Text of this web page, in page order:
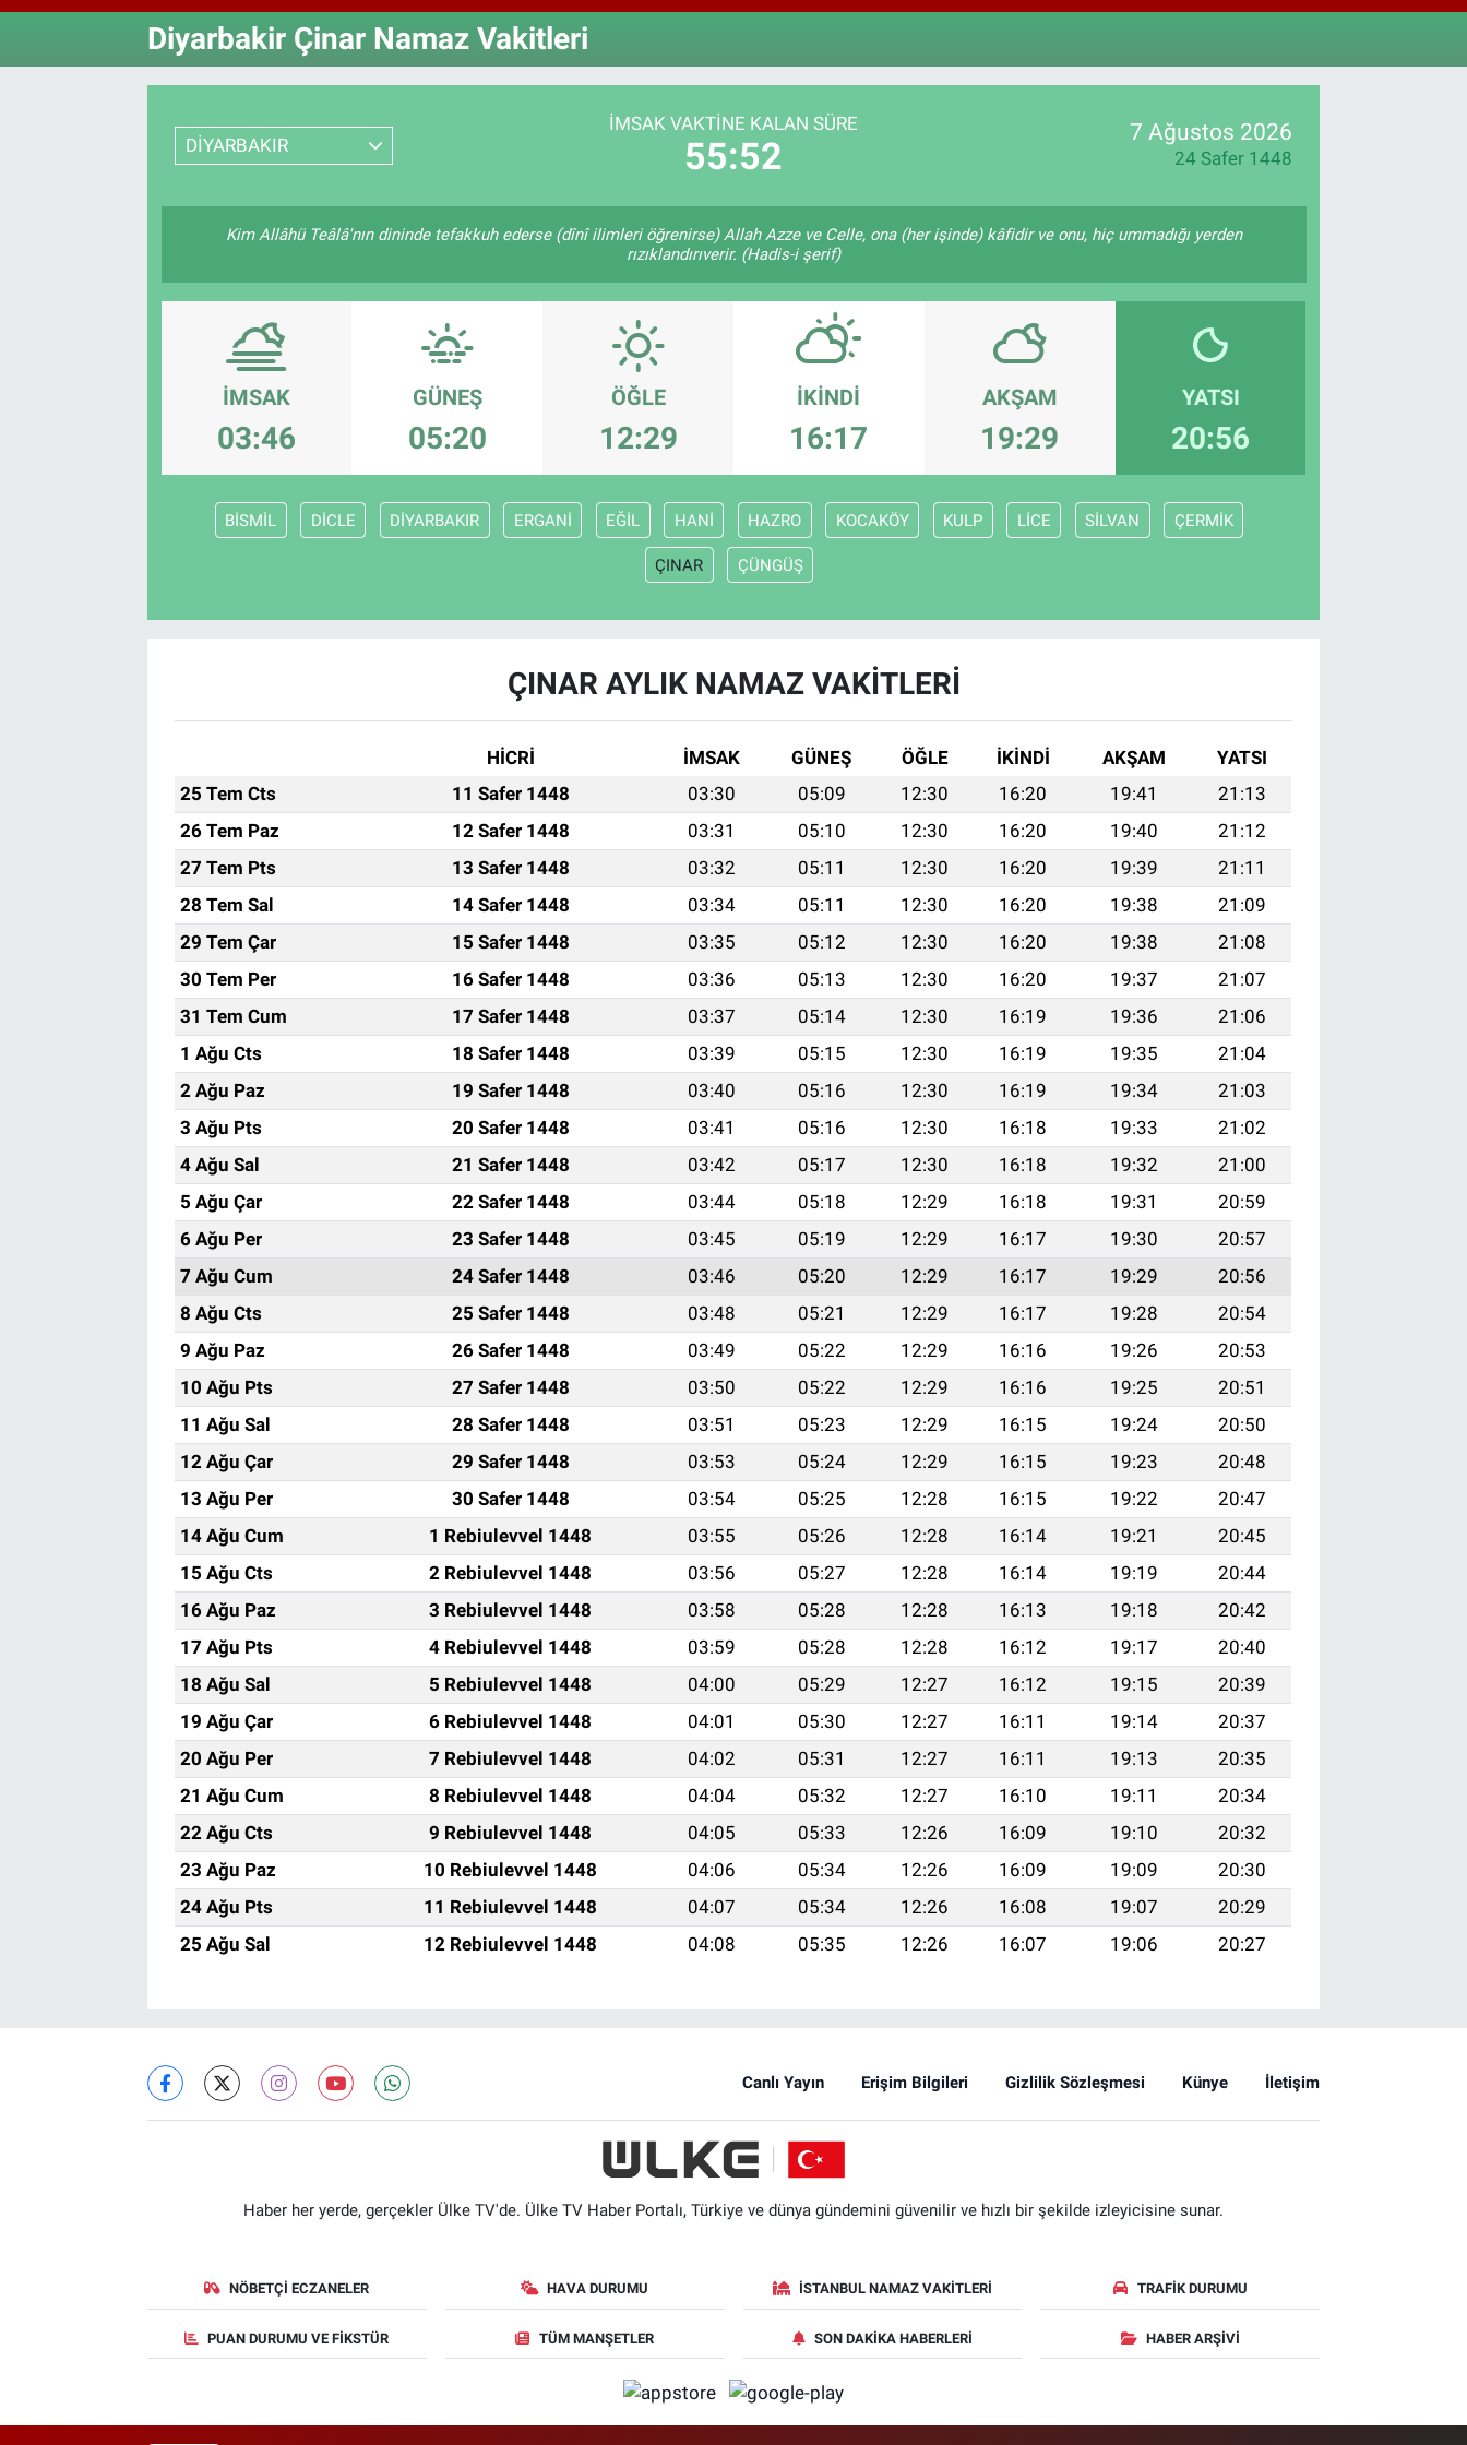
BİST100
Diyarbakir Çinar Namaz Vakitleri
DİYARBAKIR
İMSAK VAKTINE KALAN SÜRE
55:51
7 Ağustos 2026
24 Safer 1448
Kim Allâhü Teâlâ'nın dininde tefakkuh ederse (dînî ilimleri öğrenirse) Allah Azze ve Celle, ona (her işinde) kâfidir ve onu, hiç ummadığı yerden
rızıklandırıverir. (Hadis-i şerif)
İMSAK
03:46
GÜNEŞ
05:20
ÖĞLE
12:29
İKINDI
16:17
AKŞAM
19:29
YATSI
20:56
BİSMİL DİCLE DİYARBAKIR ERGANİ EĞİL HANİ HAZRO KOCAKÖY KULP LİCE SİLVAN ÇERMİK
ÇINAR ÇÜNGÜŞ
ÇINAR AYLIK NAMAZ VAKITLERI
HİCRİ İMSAK GÜNEŞ ÖĞLE İKINDI AKŞAM
YATSI
25 Tem Cts
11 Safer 1448 03:30 05:09 12:30 16:20 19:41
21:13
26 Tem Paz
12 Safer 1448 03:31 05:10 12:30 16:20 19:40
21:12
27 Tem Pts
13 Safer 1448 03:32 05:11 12:30 16:20 19:39
21:11
28 Tem Sal
14 Safer 1448 03:34 05:11 12:30 16:20 19:38
21:09
29 Tem Çar
15 Safer 1448 03:35 05:12 12:30 16:20 19:38
21:08
30 Tem Per
16 Safer 1448 03:36 05:13 12:30 16:20 19:37
21:07
31 Tem Cum
17 Safer 1448 03:37 05:14 12:30 16:19 19:36
21:06
1 Ağu Cts
18 Safer 1448 03:39 05:15 12:30 16:19 19:35
21:04
2 Ağu Paz
19 Safer 1448 03:40 05:16 12:30 16:19 19:34
21:03
3 Ağu Pts
20 Safer 1448 03:41 05:16 12:30 16:18 19:33
21:02
4 Ağu Sal
21 Safer 1448 03:42 05:17 12:30 16:18 19:32
21:00
5 Ağu Çar
22 Safer 1448 03:44 05:18 12:29 16:18 19:31
20:59
6 Ağu Per
23 Safer 1448 03:45 05:19 12:29 16:17 19:30
20:57
7 Ağu Cum
24 Safer 1448 03:46 05:20 12:29 16:17 19:29
20:56
8 Ağu Cts
25 Safer 1448 03:48 05:21 12:29 16:17 19:28
20:54
9 Ağu Paz
26 Safer 1448 03:49 05:22 12:29 16:16 19:26
20:53
10 Ağu Pts
27 Safer 1448 03:50 05:22 12:29 16:16 19:25
20:51
11 Ağu Sal
28 Safer 1448 03:51 05:23 12:29 16:15 19:24
20:50
12 Ağu Çar
29 Safer 1448 03:53 05:24 12:29 16:15 19:23
20:48
13 Ağu Per
30 Safer 1448 03:54 05:25 12:28 16:15 19:22
20:47
14 Ağu Cum
1 Rebiulevvel 1448 03:55 05:26 12:28 16:14 19:21
20:45
15 Ağu Cts
2 Rebiulevvel 1448 03:56 05:27 12:28 16:14 19:19
20:44
16 Ağu Paz
3 Rebiulevvel 1448 03:58 05:28 12:28 16:13 19:18
20:42
17 Ağu Pts
4 Rebiulevvel 1448 03:59 05:28 12:28 16:12 19:17
20:40
18 Ağu Sal
5 Rebiulevvel 1448 04:00 05:29 12:27 16:12 19:15
20:39
19 Ağu Çar
6 Rebiulevvel 1448 04:01 05:30 12:27 16:11 19:14
20:37
20 Ağu Per
7 Rebiulevvel 1448 04:02 05:31 12:27 16:11 19:13
20:35
21 Ağu Cum
8 Rebiulevvel 1448 04:04 05:32 12:27 16:10 19:11
20:34
22 Ağu Cts
9 Rebiulevvel 1448 04:05 05:33 12:26 16:09 19:10
20:32
23 Ağu Paz
10 Rebiulevvel 1448 04:06 05:34 12:26 16:09 19:09
20:30
24 Ağu Pts
11 Rebiulevvel 1448 04:07 05:34 12:26 16:08 19:07
20:29
25 Ağu Sal
12 Rebiulevvel 1448 04:08 05:35 12:26 16:07 19:06 20:27
Canlı Yayın Erişim Bilgileri Gizlilik Sözleşmesi Künye İletişim
Haber her yerde, gerçekler Ülke TV'de. Ülke TV Haber Portalı, Türkiye ve dünya gündemini güvenilir ve hızlı bir şekilde izleyicisine sunar.
NÖBETÇI ECZANELER HAVA DURUMU İSTANBUL NAMAZ VAKITLERI TRAFIK DURUMU
PUAN DURUMU VE FIKSTÜR TÜM MANŞETLER SON DAKIKA HABERLERI HABER ARŞIVI
Özel Haberler
Haber Arşivi